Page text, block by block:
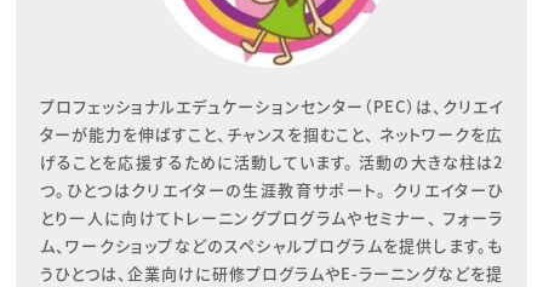
プロフェッショナルエデュケーションセンター（PEC）は、クリエイ
ターが能力を伸ばすこと、チャンスを掴むこと、 ネットワークを広
げることを応援するために活動しています。 活動の大きな柱は2
つ。ひとつはクリエイターの生涯教育サポート。 クリエイターひ
とり一人に向けてトレーニングプログラムやセミナー、 フォーラ
ム、ワークショップなどのスペシャルプログラムを提供します。も
うひとつは、企業向けに研修プログラムやE-ラーニングなどを提